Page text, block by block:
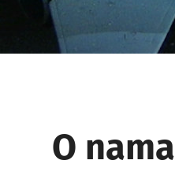
O nama